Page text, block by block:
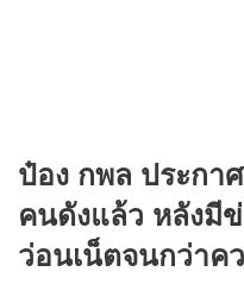
ป๋อง กพล ประกา
คนดังแล้ว หลังมี
ว่อนเน็ตจนกว่าค